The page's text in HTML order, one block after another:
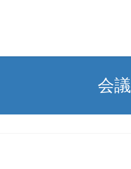
会議